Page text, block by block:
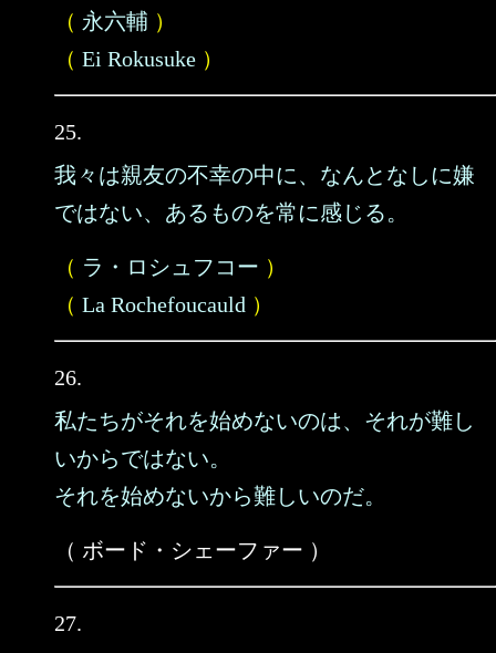
（ 永六輔 ）
（ Ei Rokusuke ）
25.
我々は親友の不幸の中に、なんとなしに嫌
ではない、あるものを常に感じる。
（ ラ・ロシュフコー ）
（ La Rochefoucauld ）
26.
私たちがそれを始めないのは、それが難し
いからではない。
それを始めないから難しいのだ。
（ ボード・シェーファー ）
27.